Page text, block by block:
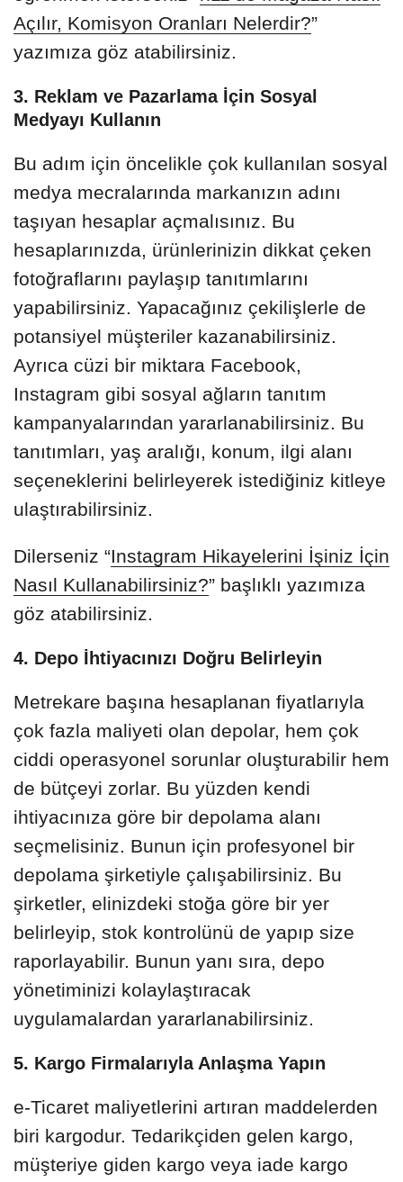
Açılır, Komisyon Oranları Nelerdir?”
yazımıza göz atabilirsiniz.
3. Reklam ve Pazarlama İçin Sosyal
Medyayı Kullanın
Bu adım için öncelikle çok kullanılan sosyal
medya mecralarında markanızın adını
taşıyan hesaplar açmalısınız. Bu
hesaplarınızda, ürünlerinizin dikkat çeken
fotoğraflarını paylaşıp tanıtımlarını
yapabilirsiniz. Yapacağınız çekilişlerle de
potansiyel müşteriler kazanabilirsiniz.
Ayrıca cüzi bir miktara Facebook,
Instagram gibi sosyal ağların tanıtım
kampanyalarından yararlanabilirsiniz. Bu
tanıtımları, yaş aralığı, konum, ilgi alanı
seçeneklerini belirleyerek istediğiniz kitleye
ulaştırabilirsiniz.
Dilerseniz “Instagram Hikayelerini İşiniz İçin
Nasıl Kullanabilirsiniz?” başlıklı yazımıza
göz atabilirsiniz.
4. Depo İhtiyacınızı Doğru Belirleyin
Metrekare başına hesaplanan fiyatlarıyla
çok fazla maliyeti olan depolar, hem çok
ciddi operasyonel sorunlar oluşturabilir hem
de bütçeyi zorlar. Bu yüzden kendi
ihtiyacınıza göre bir depolama alanı
seçmelisiniz. Bunun için profesyonel bir
depolama şirketiyle çalışabilirsiniz. Bu
şirketler, elinizdeki stoğa göre bir yer
belirleyip, stok kontrolünü de yapıp size
raporlayabilir. Bunun yanı sıra, depo
yönetiminizi kolaylaştıracak
uygulamalardan yararlanabilirsiniz.
5. Kargo Firmalarıyla Anlaşma Yapın
e-Ticaret maliyetlerini artıran maddelerden
biri kargodur. Tedarikçiden gelen kargo,
müşteriye giden kargo veya iade kargo